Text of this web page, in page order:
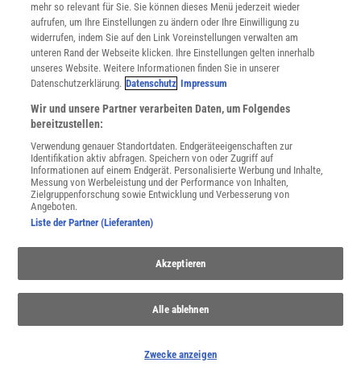
WEITERE NEUERSCHEINUNGEN SPEKTRUM SHOP
Spektrum.de-Newsletter abonnieren
JETZT ANMELDEN!
Sie können unsere Newsletter jederzeit wieder abbestellen. Infos zu unserem Umgang
mit Ihren personenbezogenen Daten finden Sie in unsererDatenschutzerklärung
SERVICES
Newsletter
Spektrum Shop
Im Handel kaufen
mehr so relevant für Sie. Sie können dieses Menü jederzeit wieder
aufrufen, um Ihre Einstellungen zu ändern oder Ihre Einwilligung zu
widerrufen, indem Sie auf den Link Voreinstellungen verwalten am
unteren Rand der Webseite klicken. Ihre Einstellungen gelten innerhalb
unseres Website. Weitere Informationen finden Sie in unserer
Datenschutzerklärung. Datenschutz Impressum
Wir und unsere Partner verarbeiten Daten, um Folgendes
bereitzustellen:
Verwendung genauer Standortdaten. Endgeräteeigenschaften zur
Identifikation aktiv abfragen. Speichern von oder Zugriff auf
Informationen auf einem Endgerät. Personalisierte Werbung und Inhalte,
Messung von Werbeleistung und der Performance von Inhalten,
Zielgruppenforschung sowie Entwicklung und Verbesserung von
Angeboten.
Liste der Partner (Lieferanten)
Akzeptieren
Alle ablehnen
Zwecke anzeigen